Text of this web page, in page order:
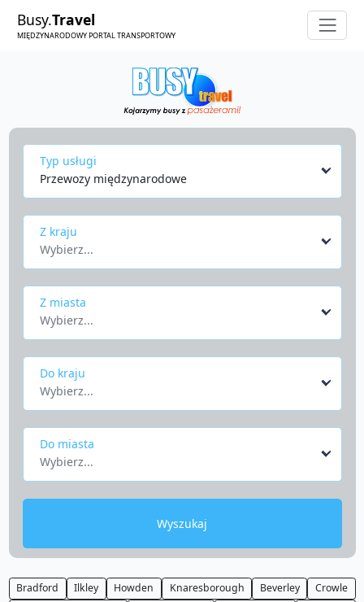
Busy.Travel
MIĘDZYNARODOWY PORTAL TRANSPORTOWY
Typ usługi
Przewozy międzynarodowe
Z kraju
Wybierz...
Z miasta
Wybierz...
Do kraju
Wybierz...
Do miasta
Wybierz...
Wyszukaj
Bradford Ilkley Howden Knaresborough Beverley
Crowle